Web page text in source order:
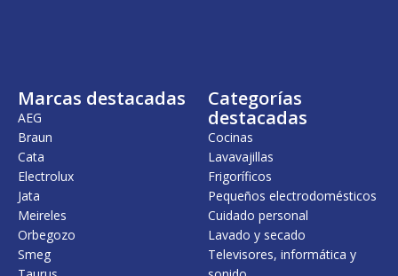
a
2
a
:
1
9
,
0
0
€
.
Marcas destacadas
AEG
Braun
Cata
Electrolux
Jata
Meireles
Orbegozo
Smeg
Categorías
destacadas
Cocinas
Lavavajillas
Frigoríficos
Pequeños electrodomésticos
Cuidado personal
Lavado y secado
Televisores, informática y